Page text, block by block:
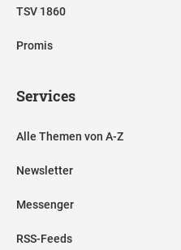
TSV 1860
Promis
Services
Alle Themen von A-Z
Newsletter
Messenger
RSS-Feeds